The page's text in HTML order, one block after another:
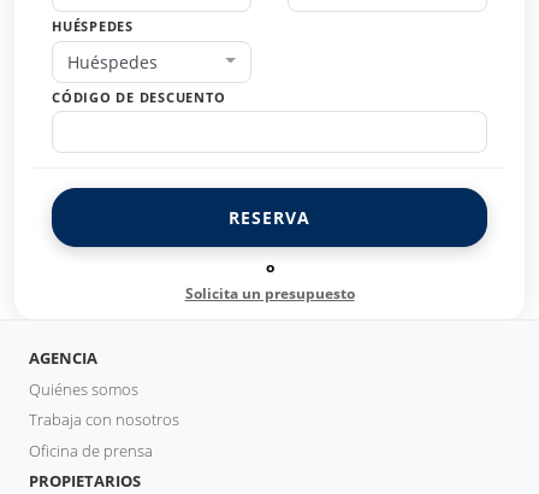
HUÉSPEDES
Huéspedes
CÓDIGO DE DESCUENTO
RESERVA
o
Solicita un presupuesto
AGENCIA
Quiénes somos
Trabaja con nosotros
Oficina de prensa
PROPIETARIOS